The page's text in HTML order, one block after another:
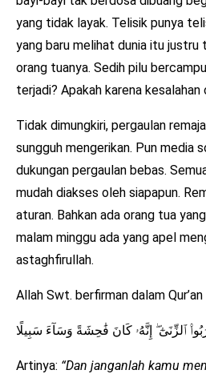
yang tidak layak. Telisik punya
yang baru melihat dunia itu justru
orang tuanya. Sedih pilu
terjadi? Apakah karena kesalahan
Tidak dimungkiri, pergaulan
sungguh mengerikan. Pun media
dukungan pergaulan bebas.
mudah diakses oleh siapapun.
aturan. Bahkan ada orang tua
malam minggu ada yang apel
astaghfirullah.
Allah Swt. berfirman dalam
ٱلزِّنَىٰٓ ۖ إِنَّهُۥ كَانَ فَٰحِشَةً وَسَآءَ سَبِيلًا
Artinya: “Dan janganlah kamu